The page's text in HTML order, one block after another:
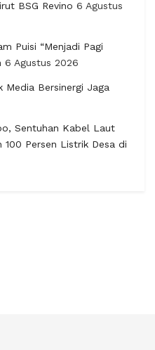
BSG Revino 6 Agustus
Puisi “Menjadi Pagi
6 Agustus 2026
Media Bersinergi Jaga
Sentuhan Kabel Laut
Persen Listrik Desa di